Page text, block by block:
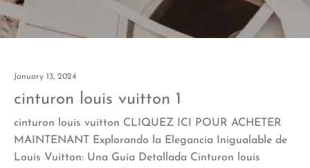
January 13, 2024
cinturon louis vuitton 1
cinturon louis vuitton CLIQUEZ ICI POUR ACHETER
MAINTENANT Explorando la Elegancia Inigualable de
Louis Vuitton: Una Guía Detallada Cinturon louis